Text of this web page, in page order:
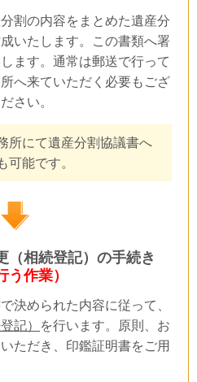
割の内容をまとめた遺産分
いたします。この書類へ署
ます。通常は郵送で行って
へ来ていただく必要もござ
さい。
所にて遺産分割協議書へ
可能です。
（相続登記）の手続き
う作業）
決められた内容に従って、
記）
を行います。原則、お
ただき、印鑑証明書をご用